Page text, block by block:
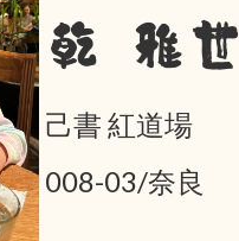
乾 雅世
己書 紅道場
008-03/奈良